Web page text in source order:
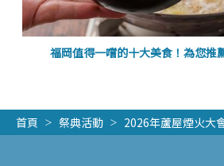
福岡值得一嚐的十大美食！為您推
首頁 祭典活動 2026年蘆屋煙火大